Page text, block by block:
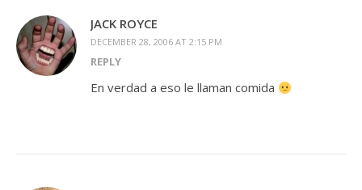
JACK ROYCE
DECEMBER 28, 2006 AT 2:15 PM
REPLY
En verdad a eso le llaman comida